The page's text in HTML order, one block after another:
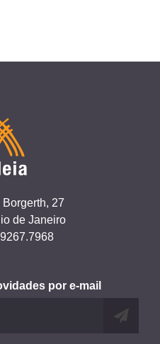
27
de Janeiro
por e-mail